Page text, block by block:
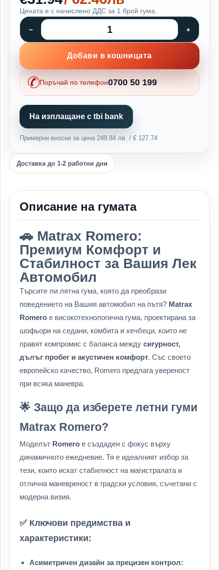
Цената е с начислено ДДС за 1 брой гума.
Добави в кошницата
Поръчай по телефон0700 50 199
На изплащане с tbi bank
Примерни вноски за цена 249.84 лв. / € 127.74
Доставка до 1-2 работни дни
Описание на гумата
🚗 Matrax Romero:
Премиум Комфорт и
Стабилност за Вашия Лек
Автомобил
Търсите ли лятна гума, която да преобрази
поведението на Вашия автомобил на пътя? Matrax
Romero е високотехнологична гума, проектирана за
шофьори на седани, комбита и хечбеци, които не
правят компромис с баланса между сигурност,
дълъг пробег и акустичен комфорт. Със своето
европейско качество, Romero предлага увереност
при всяка маневра.
🌟 Защо да изберете летни гуми
Matrax Romero?
Моделът Romero е създаден с фокус върху
динамичното ежедневие. Тя е идеалният избор за
тези, които искат стабилност на магистралата и
отлична маневреност в градски условия, съчетани с
модерна визия.
✅ Ключови предимства и
характеристики:
Асиметричен дизайн за прецизен контрол: